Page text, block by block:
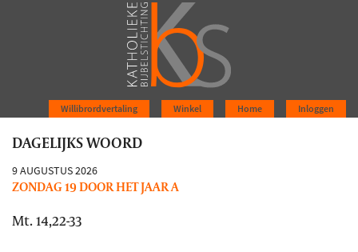
Inloggen
Home
Winkel
Willibrordvertaling
DAGELIJKS WOORD
9 AUGUSTUS 2026
ZONDAG 19 DOOR HET JAAR A
Mt. 14,22-33